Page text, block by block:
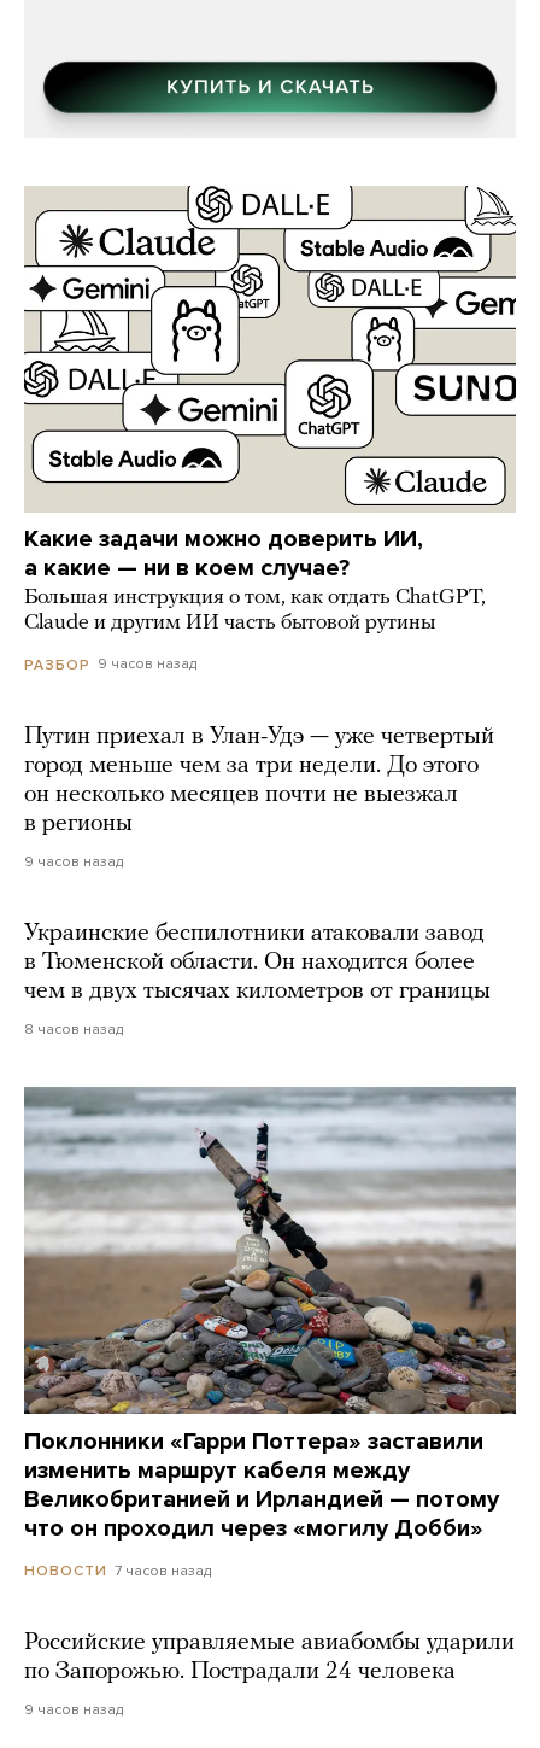
Какие задачи можно доверить ИИ,
а какие — ни в коем случае?
Большая инструкция о том, как отдать ChatGPT,
Claude и другим ИИ часть бытовой рутины
РАЗБОР 9 часов назад
Путин приехал в Улан-Удэ — уже четвертый
город меньше чем за три недели. До этого
он несколько месяцев почти не выезжал
в регионы
9 часов назад
Украинские беспилотники атаковали завод
в Тюменской области. Он находится более
чем в двух тысячах километров от границы
8 часов назад
Поклонники «Гарри Поттера» заставили
изменить маршрут кабеля между
Великобританией и Ирландией — потому
что он проходил через «могилу Добби»
НОВОСТИ 7 часов назад
Российские управляемые авиабомбы ударили
по Запорожью. Пострадали 24 человека
9 часов назад